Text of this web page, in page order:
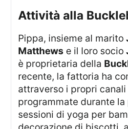
Attività alla
Pippa, insieme al marito
Matthews e il loro socio
è proprietaria della
recente, la fattoria ha
attraverso i propri
programmate durante la
sessioni di yoga per